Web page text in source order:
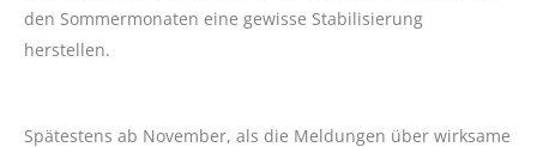
den Sommermonaten eine gewisse Stabilisierung
herstellen.
Spätestens ab November, als die Meldungen über wirksame